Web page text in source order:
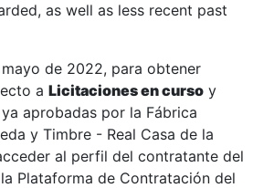
as well as less recent past
de 2022, para obtener
a Licitaciones en curso y
ya aprobadas por la Fábrica
y Timbre - Real Casa de la
al perfil del contratante del
Plataforma de Contratación del